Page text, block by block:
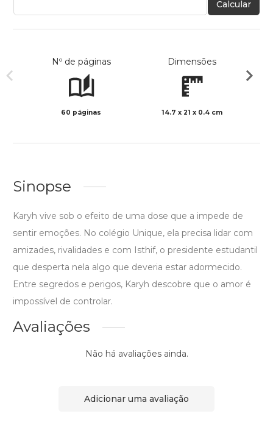
Calcular
Nº de páginas
60 páginas
Dimensões
14.7 x 21 x 0.4 cm
Sinopse
Karyh vive sob o efeito de uma dose que a impede de
sentir emoções. No colégio Unique, ela precisa lidar com
amizades, rivalidades e com Isthif, o presidente estudantil
que desperta nela algo que deveria estar adormecido.
Entre segredos e perigos, Karyh descobre que o amor é
impossível de controlar.
Avaliações
Não há avaliações ainda.
Adicionar uma avaliação